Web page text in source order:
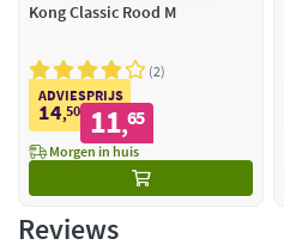
Kong Classic Rood M
2
ADVIESPRIJS
14,50 11,65
Morgen in huis
Reviews